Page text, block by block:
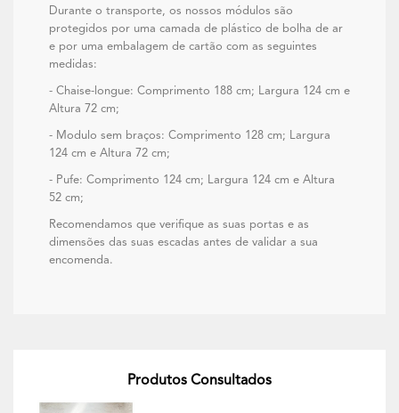
Durante o transporte, os nossos módulos são
protegidos por uma camada de plástico de bolha de ar
e por uma embalagem de cartão com as seguintes
medidas:
- Chaise-longue: Comprimento 188 cm; Largura 124 cm e
Altura 72 cm;
- Modulo sem braços: Comprimento 128 cm; Largura
124 cm e Altura 72 cm;
- Pufe: Comprimento 124 cm; Largura 124 cm e Altura
52 cm;
Recomendamos que verifique as suas portas e as
dimensões das suas escadas antes de validar a sua
encomenda.
Produtos Consultados